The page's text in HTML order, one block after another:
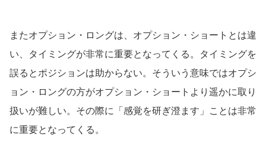
またオプション・ロングは、オプション・ショートとは違
い、タイミングが非常に重要となってくる。タイミングを
誤るとポジションは助からない。そういう意味ではオプシ
ョン・ロングの方がオプション・ショートより遥かに取り
扱いが難しい。その際に「感覚を研ぎ澄ます」ことは非常
に重要となってくる。